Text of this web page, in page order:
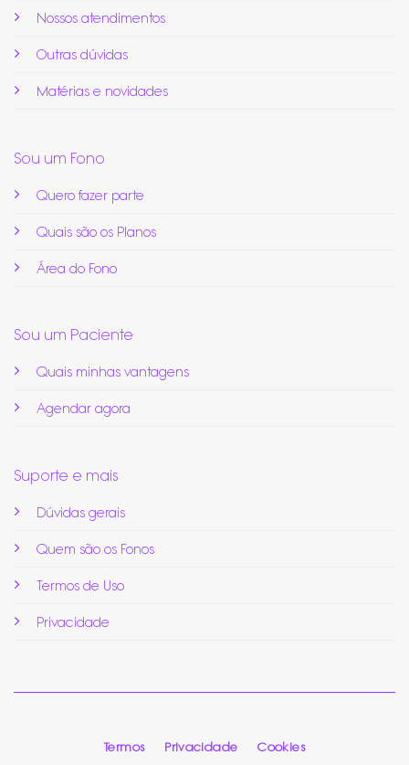
Nossos atendimentos
Outras dúvidas
Matérias e novidades
Sou um Fono
Quero fazer parte
Quais são os Planos
Área do Fono
Sou um Paciente
Quais minhas vantagens
Agendar agora
Suporte e mais
Dúvidas gerais
Quem são os Fonos
Termos de Uso
Privacidade
Termos Privacidade Cookies